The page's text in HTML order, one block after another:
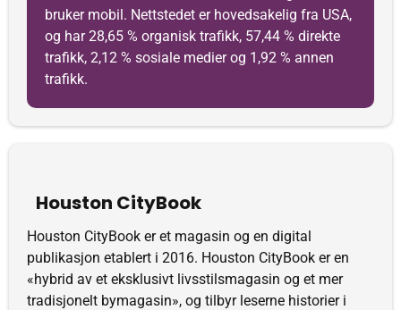
bruker mobil. Nettstedet er hovedsakelig fra USA,
og har 28,65 % organisk trafikk, 57,44 % direkte
trafikk, 2,12 % sosiale medier og 1,92 % annen
trafikk.
Houston CityBook
Houston CityBook er et magasin og en digital
publikasjon etablert i 2016. Houston CityBook er en
«hybrid av et eksklusivt livsstilsmagasin og et mer
tradisjonelt bymagasin», og tilbyr leserne historier i